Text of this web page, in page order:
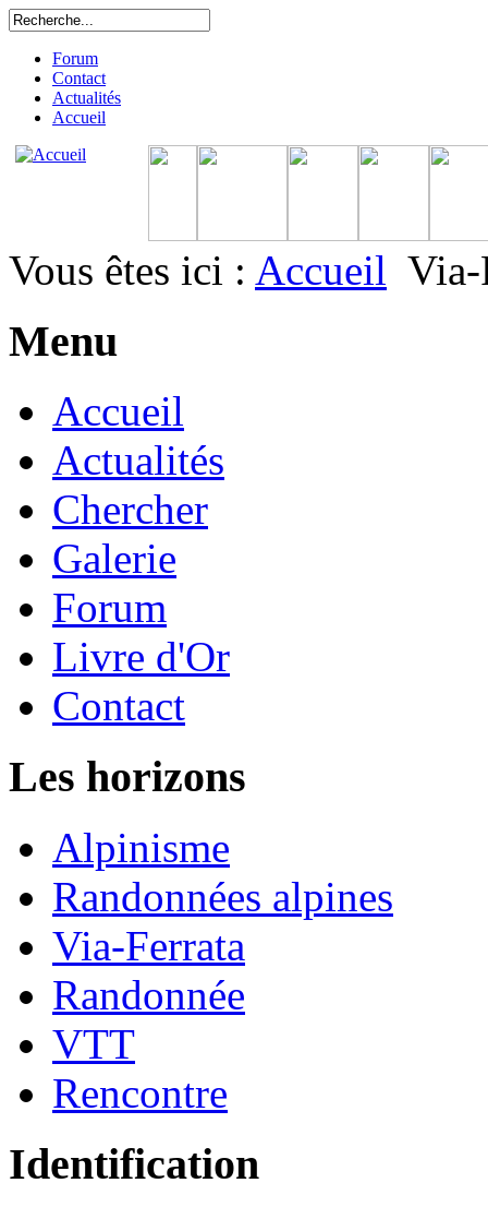
Forum
Contact
Actualités
Accueil
Vous êtes ici : Accueil Via-
Menu
Accueil
Actualités
Chercher
Galerie
Forum
Livre d'Or
Contact
Les horizons
Alpinisme
Randonnées alpines
Via-Ferrata
Randonnée
VTT
Rencontre
Identification